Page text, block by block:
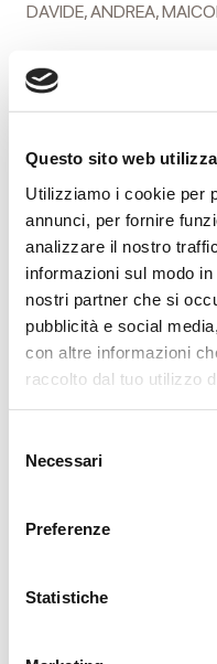
Questo sito web
Utilizziamo i cookie per
annunci, per fornire
analizzare il nostro
informazioni sul modo
nostri partner che si
pubblicità e social
con altre informazioni
raccolto dal tuo utilizzo
delNecessari
Preferenze
Statistiche
DAVIDE, ANDREA,
I funerali si svolgeranno
cimitero Nuovo di
Si ringraziano
La famiglia desidera
Primario Dott. Vittorio
e paramedico del reparto
Non fiori, ma
Ematologico